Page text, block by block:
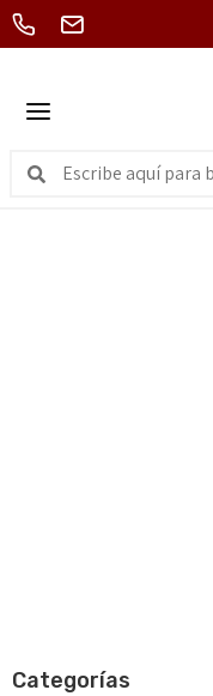
Categorías